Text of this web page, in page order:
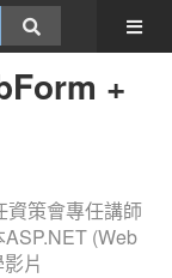
+
資策會專任講師
(Web
片